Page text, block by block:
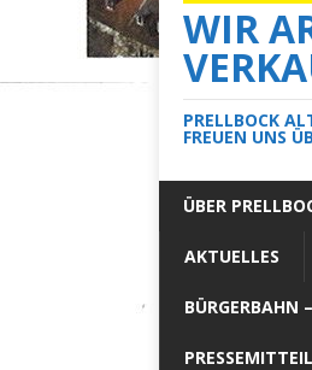
WIR
PRELLBOCK
FREUEN UNS
ÜBER
AKTUELLES
BÜRGERBAHN